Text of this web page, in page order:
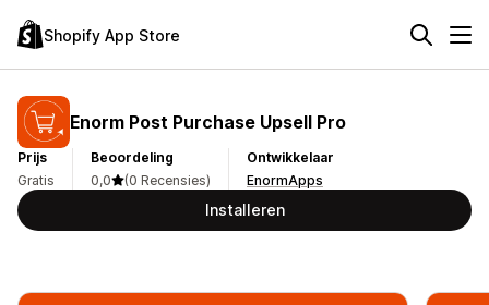
Shopify App Store
Enorm Post Purchase Upsell Pro
Prijs
Gratis
Beoordeling
0,0
(0 Recensies)
Ontwikkelaar
EnormApps
Installeren